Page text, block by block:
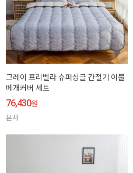
그레이 프리벨라 슈퍼싱글 간절기 이불
베개커버 세트
76,430원
본사